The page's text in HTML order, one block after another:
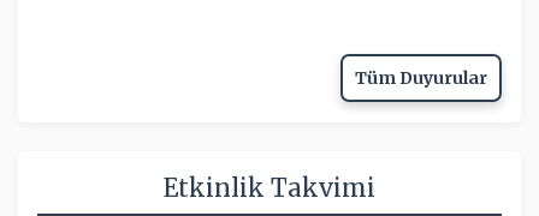
Tüm Duyurular
Etkinlik Takvimi